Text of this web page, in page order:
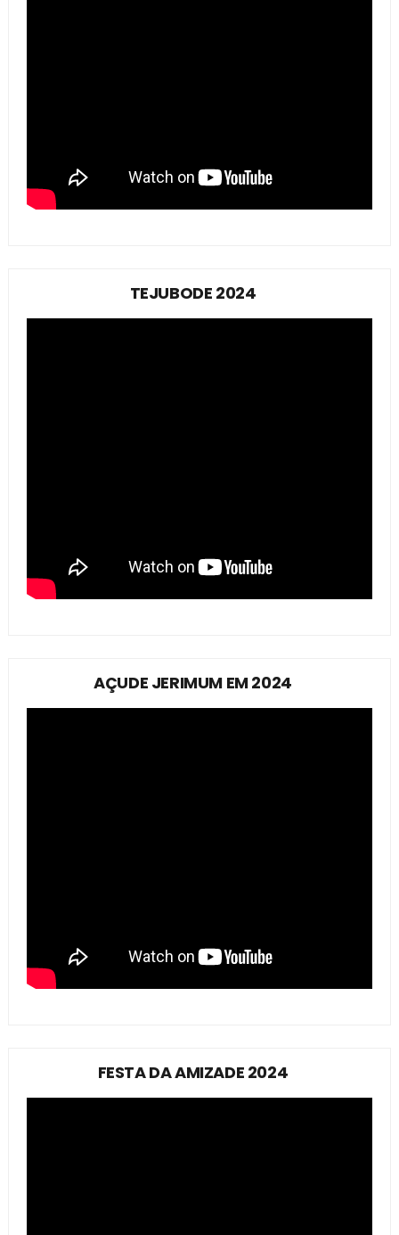
TEJUBODE 2024
AÇUDE JERIMUM EM 2024
FESTA DA AMIZADE 2024